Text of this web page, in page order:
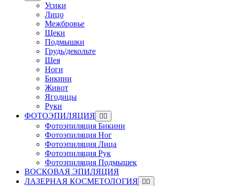
Усики
Лицо
Межбровье
Щеки
Подмышки
Грудь/декольте
Шея
Ноги
Бикини
Живот
Ягодицы
Руки
ФОТОЭПИЛЯЦИЯ
Фотоэпиляция Бикини
Фотоэпиляция Ног
Фотоэпиляция Лица
Фотоэпиляция Рук
Фотоэпиляция Подмышек
ВОСКОВАЯ ЭПИЛЯЦИЯ
ЛАЗЕРНАЯ КОСМЕТОЛОГИЯ